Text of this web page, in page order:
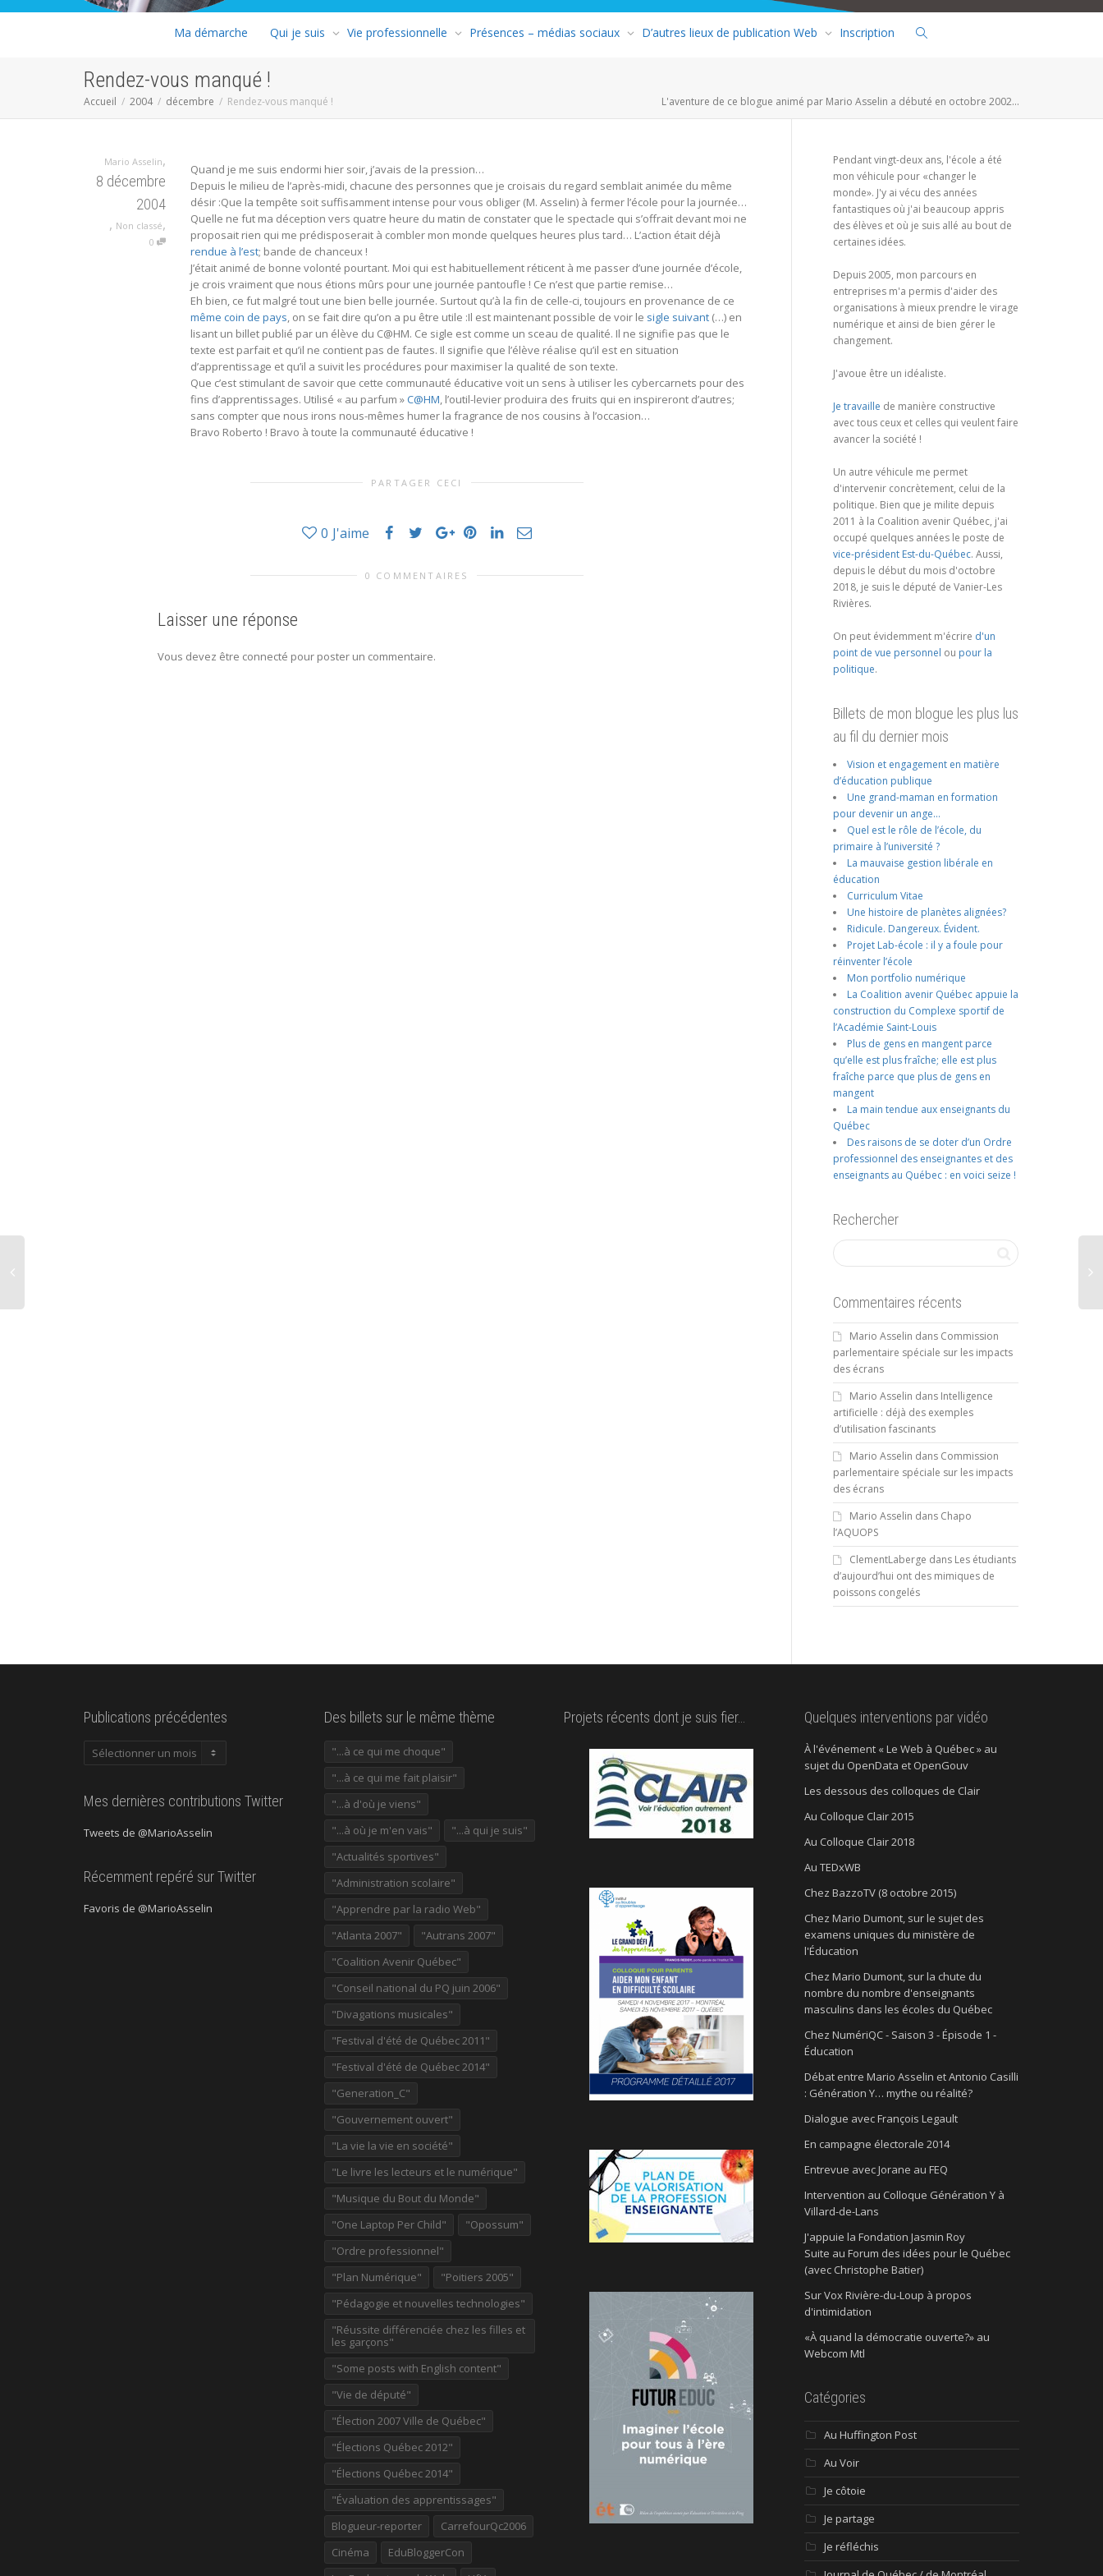
Ma démarche Qui je suis Vie professionnelle Présences – médias sociaux D’autres lieux de publication Web Inscription
Rendez-vous manqué !
Accueil 2004 décembre Rendez-vous manqué ! L'aventure de ce blogue animé par Mario Asselin a débuté en octobre 2002...
Mario Asselin,
8 décembre
2004
, Non classé,
0
Quand je me suis endormi hier soir, j’avais de la pression…
Depuis le milieu de l’après-midi, chacune des personnes que je croisais du regard semblait animée du même
désir :Que la tempête soit suffisamment intense pour vous obliger (M. Asselin) à fermer l’école pour la journée…
Quelle ne fut ma déception vers quatre heure du matin de constater que le spectacle qui s’offrait devant moi ne
proposait rien qui me prédisposerait à combler mon monde quelques heures plus tard… L’action était déjà
rendue à l’est; bande de chanceux !
J’était animé de bonne volonté pourtant. Moi qui est habituellement réticent à me passer d’une journée d’école,
je crois vraiment que nous étions mûrs pour une journée pantoufle ! Ce n’est que partie remise…
Eh bien, ce fut malgré tout une bien belle journée. Surtout qu’à la fin de celle-ci, toujours en provenance de ce
même coin de pays, on se fait dire qu’on a pu être utile :Il est maintenant possible de voir le sigle suivant (…) en
lisant un billet publié par un élève du C@HM. Ce sigle est comme un sceau de qualité. Il ne signifie pas que le
texte est parfait et qu’il ne contient pas de fautes. Il signifie que l’élève réalise qu’il est en situation
d’apprentissage et qu’il a suivit les procédures pour maximiser la qualité de son texte.
Que c’est stimulant de savoir que cette communauté éducative voit un sens à utiliser les cybercarnets pour des
fins d’apprentissages. Utilisé « au parfum »C@HM, l’outil-levier produira des fruits qui en inspireront d’autres;
sans compter que nous irons nous-mêmes humer la fragrance de nos cousins à l’occasion…
Bravo Roberto ! Bravo à toute la communauté éducative !
PARTAGER CECI
0 J'aime
0 COMMENTAIRES
Laisser une réponse
Vous devez être connecté pour poster un commentaire.
Pendant vingt-deux ans, l'école a été
mon véhicule pour «changer le
monde». J'y ai vécu des années
fantastiques où j'ai beaucoup appris
des élèves et où je suis allé au bout de
certaines idées.
Depuis 2005, mon parcours en
entreprises m'a permis d'aider des
organisations à mieux prendre le virage
numérique et ainsi de bien gérer le
changement.
J'avoue être un idéaliste.
Je travaille de manière constructive
avec tous ceux et celles qui veulent faire
avancer la société !
Un autre véhicule me permet
d'intervenir concrètement, celui de la
politique. Bien que je milite depuis
2011 à la Coalition avenir Québec, j'ai
occupé quelques années le poste de
vice-président Est-du-Québec. Aussi,
depuis le début du mois d'octobre
2018, je suis le député de Vanier-Les
Rivières.
On peut évidemment m'écrire d'un
point de vue personnel ou pour la
politique.
Billets de mon blogue les plus lus
au fil du dernier mois
Vision et engagement en matière
d’éducation publique
Une grand-maman en formation
pour devenir un ange…
Quel est le rôle de l’école, du
primaire à l’université ?
La mauvaise gestion libérale en
éducation
Curriculum Vitae
Une histoire de planètes alignées?
Ridicule. Dangereux. Évident.
Projet Lab-école : il y a foule pour
réinventer l’école
Mon portfolio numérique
La Coalition avenir Québec appuie la
construction du Complexe sportif de
l’Académie Saint-Louis
Plus de gens en mangent parce
qu’elle est plus fraîche; elle est plus
fraîche parce que plus de gens en
mangent
La main tendue aux enseignants du
Québec
Des raisons de se doter d’un Ordre
professionnel des enseignantes et des
enseignants au Québec : en voici seize !
Rechercher
Commentaires récents
Mario Asselin dans Commission
parlementaire spéciale sur les impacts
des écrans
Mario Asselin dans Intelligence
artificielle : déjà des exemples
d’utilisation fascinants
Mario Asselin dans Commission
parlementaire spéciale sur les impacts
des écrans
Mario Asselin dans Chapo
l’AQUOPS
ClementLaberge dans Les étudiants
d’aujourd’hui ont des mimiques de
poissons congelés
Publications précédentes
Publications
Mes dernières contributions Twitter
Tweets de @MarioAsselin
Récemment repéré sur Twitter
Favoris de @MarioAsselin
Des billets sur le même thème
"...à ce qui me choque"
"...à ce qui me fait plaisir"
"...à d'où je viens"
"...à où je m'en vais"
"...à qui je suis"
"Actualités sportives"
"Administration scolaire"
"Apprendre par la radio Web"
"Atlanta 2007"
"Autrans 2007"
"Coalition Avenir Québec"
"Conseil national du PQ juin 2006"
"Divagations musicales"
"Festival d'été de Québec 2011"
"Festival d'été de Québec 2014"
"Generation_C"
"Gouvernement ouvert"
"La vie la vie en société"
"Le livre les lecteurs et le numérique"
"Musique du Bout du Monde"
"One Laptop Per Child"
"Opossum"
"Ordre professionnel"
"Plan Numérique"
"Poitiers 2005"
"Pédagogie et nouvelles technologies"
"Réussite différenciée chez les filles et
les garçons"
"Some posts with English content"
"Vie de député"
"Élection 2007 Ville de Québec"
"Élections Québec 2012"
"Élections Québec 2014"
"Évaluation des apprentissages"
Blogueur-reporter
CarrefourQc2006
Cinéma
EduBloggerCon
Projets récents dont je suis fier… Quelques interventions par vidéo
À l'événement « Le Web à Québec » au
sujet du OpenData et OpenGouv
Les dessous des colloques de Clair
Au Colloque Clair 2015
Au Colloque Clair 2018
Au TEDxWB
Chez BazzoTV (8 octobre 2015)
Chez Mario Dumont, sur le sujet des
examens uniques du ministère de
l'Éducation
Chez Mario Dumont, sur la chute du
nombre du nombre d'enseignants
masculins dans les écoles du Québec
Chez NumériQC - Saison 3 - Épisode 1 -
Éducation
Débat entre Mario Asselin et Antonio Casilli
: Génération Y… mythe ou réalité?
Dialogue avec François Legault
En campagne électorale 2014
Entrevue avec Jorane au FEQ
Intervention au Colloque Génération Y à
Villard-de-Lans
J'appuie la Fondation Jasmin Roy
Suite au Forum des idées pour le Québec
(avec Christophe Batier)
Sur Vox Rivière-du-Loup à propos
d'intimidation
«À quand la démocratie ouverte?» au
Webcom Mtl
Catégories
Au Huffington Post
Au Voir
Je côtoie
Je partage
Je réfléchis